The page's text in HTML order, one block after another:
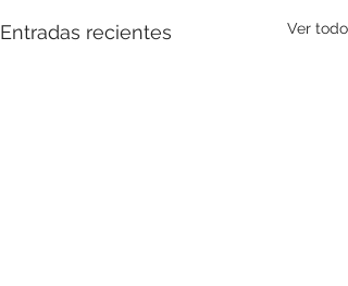
Entradas recientes Ver todo